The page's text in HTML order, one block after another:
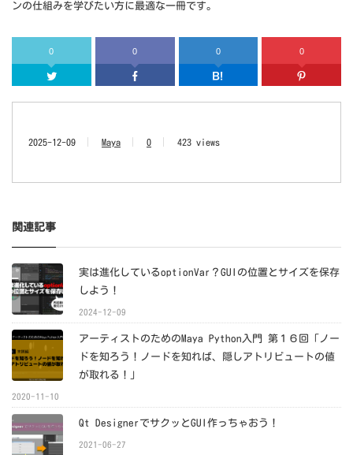
ンの仕組みを学びたい方に最適な一冊です。
0
Twitter
0
Facebook
0
はてなブッ
0
2025-12-09 Maya 0 423 views
関連記事
実は進化しているoptionVar？GUIの位置とサイズを保存
しよう！
2024-12-09
アーティストのためのMaya Python入門 第１６回「ノー
ドを知ろう！ノードを知れば、隠しアトリビュートの値
が取れる！」
2020-11-10
Qt DesignerでサクッとGUI作っちゃおう！
2021-06-27